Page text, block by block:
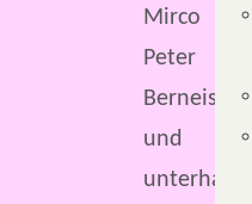
Mirco
Peter
Berneiser
und
unterhalten